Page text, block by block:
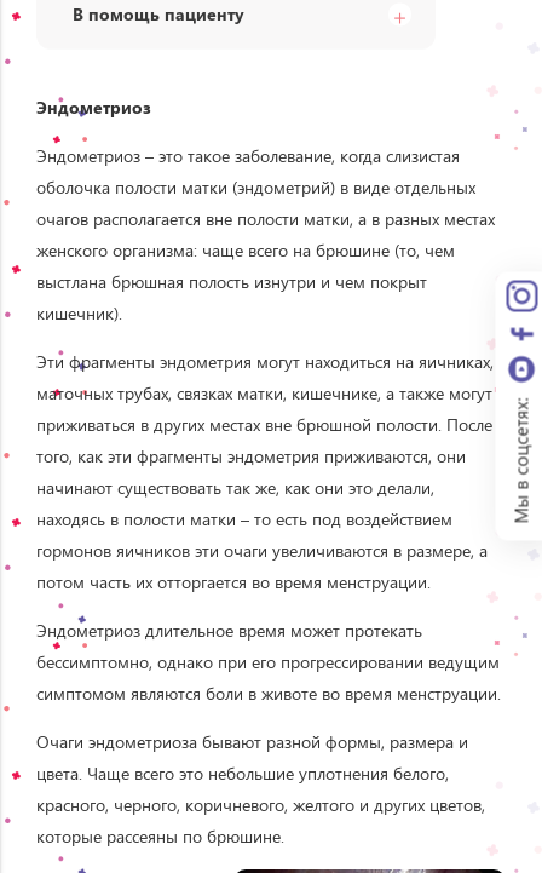
В помощь пациенту
Эндометриоз
Эндометриоз – это такое заболевание, когда слизистая
оболочка полости матки (эндометрий) в виде отдельных
очагов располагается вне полости матки, а в разных местах
женского организма: чаще всего на брюшине (то, чем
выстлана брюшная полость изнутри и чем покрыт
кишечник).
Эти фрагменты эндометрия могут находиться на яичниках,
маточных трубах, связках матки, кишечнике, а также могут
приживаться в других местах вне брюшной полости. После
того, как эти фрагменты эндометрия приживаются, они
начинают существовать так же, как они это делали,
находясь в полости матки – то есть под воздействием
гормонов яичников эти очаги увеличиваются в размере, а
потом часть их отторгается во время менструации.
Эндометриоз длительное время может протекать
бессимптомно, однако при его прогрессировании ведущим
симптомом являются боли в животе во время менструации.
Очаги эндометриоза бывают разной формы, размера и
цвета. Чаще всего это небольшие уплотнения белого,
красного, черного, коричневого, желтого и других цветов,
которые рассеяны по брюшине.
Мы в соцсетях: